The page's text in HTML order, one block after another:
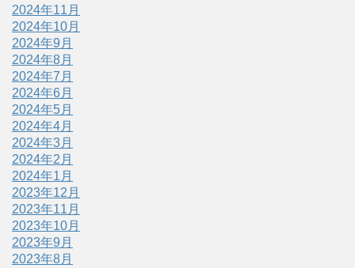
2024年11月
2024年10月
2024年9月
2024年8月
2024年7月
2024年6月
2024年5月
2024年4月
2024年3月
2024年2月
2024年1月
2023年12月
2023年11月
2023年10月
2023年9月
2023年8月